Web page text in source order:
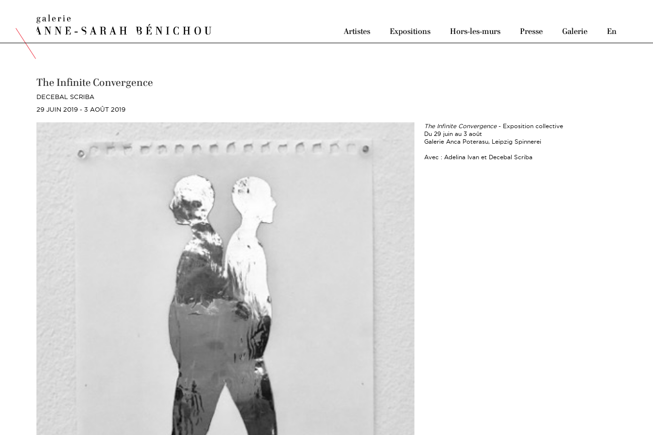
Artistes Expositions Hors-les-murs Presse Galerie En
The Infinite Convergence
DECEBAL SCRIBA
29 JUIN 2019 - 3 AOÛT 2019
The Infinite Convergence - Exposition collective
Du 29 juin au 3 août
Galerie Anca Poterasu, Leipzig Spinnerei
Avec : Adelina Ivan et Decebal Scriba